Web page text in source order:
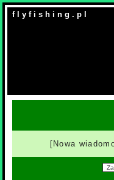
f l y f i s h i n g . p l
[Nowa